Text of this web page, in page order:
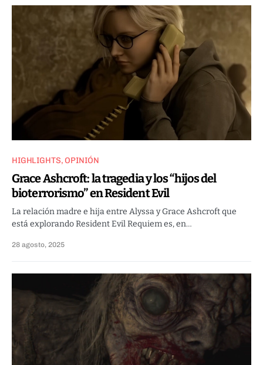
HIGHLIGHTS OPINIÓN
Grace Ashcroft: la tragedia y los “hijos del
bioterrorismo” en Resident Evil
La relación madre e hija entre Alyssa y Grace Ashcroft que
está explorando Resident Evil Requiem es, en…
28 agosto, 2025